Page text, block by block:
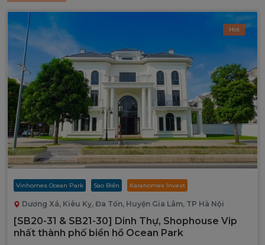
Hot
Vinhomes Ocean Park Sao Biển Karahomes Invest
Dương Xá, Kiêu Kỵ, Đa Tốn, Huyện Gia Lâm, TP Hà Nội
[SB20-31 & SB21-30] Dinh Thự, Shophouse Vip
nhất thành phố biển hồ Ocean Park